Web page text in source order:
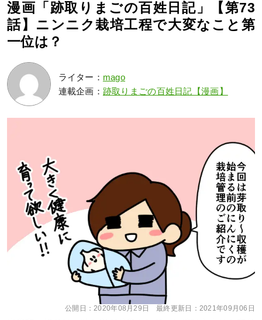
漫画「跡取りまごの百姓日記」【第73
話】ニンニク栽培工程で大変なこと第
一位は？
ライター： mago
連載企画： 跡取りまごの百姓日記【漫画】
公開日：2020年08月29日 最終更新日： 2021年09月06日